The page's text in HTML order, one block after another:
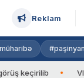
Reklam
#paşinyan
Vladimir